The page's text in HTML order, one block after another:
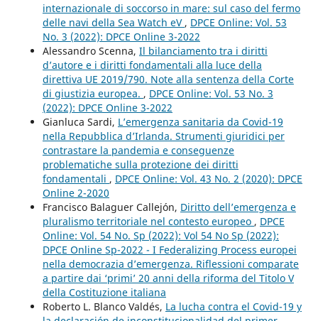
internazionale di soccorso in mare: sul caso del fermo
delle navi della Sea Watch eV , DPCE Online: Vol. 53
No. 3 (2022): DPCE Online 3-2022
Alessandro Scenna, Il bilanciamento tra i diritti
d’autore e i diritti fondamentali alla luce della
direttiva UE 2019/790. Note alla sentenza della Corte
di giustizia europea. , DPCE Online: Vol. 53 No. 3
(2022): DPCE Online 3-2022
Gianluca Sardi, L’emergenza sanitaria da Covid-19
nella Repubblica d’Irlanda. Strumenti giuridici per
contrastare la pandemia e conseguenze
problematiche sulla protezione dei diritti
fondamentali , DPCE Online: Vol. 43 No. 2 (2020): DPCE
Online 2-2020
Francisco Balaguer Callejón, Diritto dell’emergenza e
pluralismo territoriale nel contesto europeo , DPCE
Online: Vol. 54 No. Sp (2022): Vol 54 No Sp (2022):
DPCE Online Sp-2022 - I Federalizing Process europei
nella democrazia d’emergenza. Riflessioni comparate
a partire dai ‘primi’ 20 anni della riforma del Titolo V
della Costituzione italiana
Roberto L. Blanco Valdés, La lucha contra el Covid-19 y